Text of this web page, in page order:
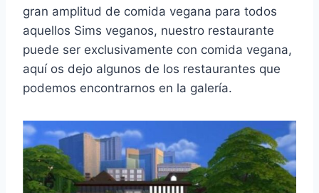
gran amplitud de comida vegana para todos
aquellos Sims veganos, nuestro restaurante
puede ser exclusivamente con comida vegana,
aquí os dejo algunos de los restaurantes que
podemos encontrarnos en la galería.